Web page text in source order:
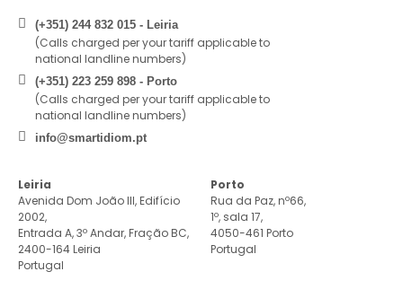
(+351) 244 832 015 - Leiria
(Calls charged per your tariff applicable to
national landline numbers)
(+351) 223 259 898 - Porto
(Calls charged per your tariff applicable to
national landline numbers)
info@smartidiom.pt
Leiria
Avenida Dom João III, Edifício
2002,
Entrada A, 3º Andar, Fração BC,
2400-164 Leiria
Portugal
Porto
Rua da Paz, nº66,
1º, sala 17,
4050-461 Porto
Portugal